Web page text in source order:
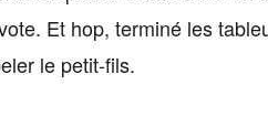
Et hop, terminé les
le petit-fils.